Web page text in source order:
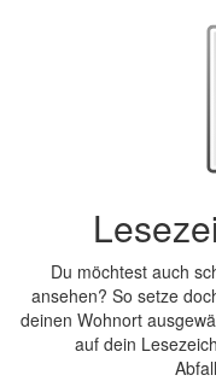
Du möchtest auch
ansehen? So setze
deinen Wohnort
auf dein